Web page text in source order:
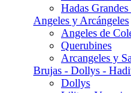
Hadas
Angeles y Arcángeles
Angeles de
Querubines
Arcangeles y
Brujas - Dollys -
Dollys